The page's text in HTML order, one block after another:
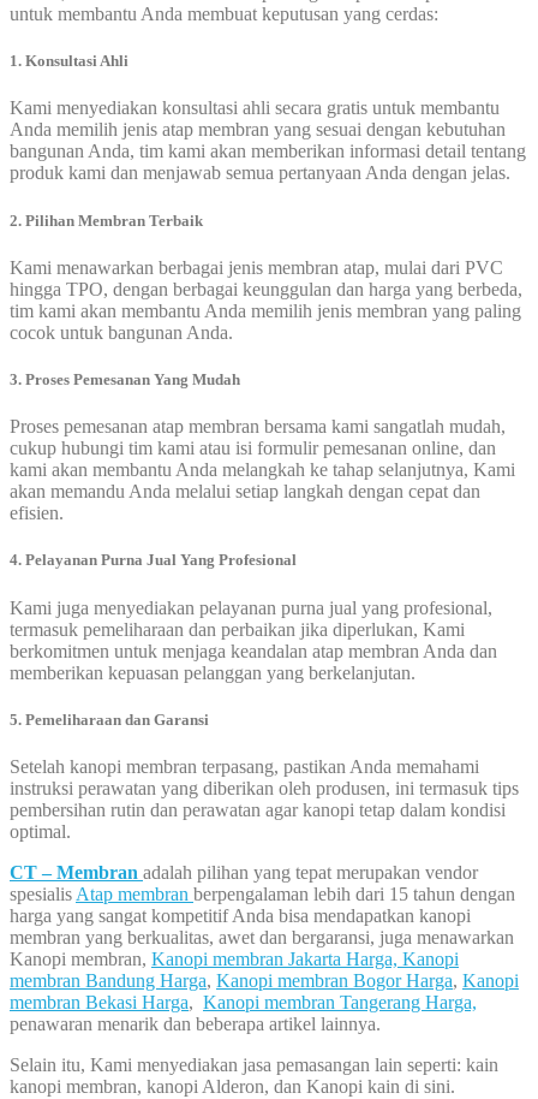
untuk membantu Anda membuat keputusan yang cerdas:
1. Konsultasi Ahli
Kami menyediakan konsultasi ahli secara gratis untuk membantu
Anda memilih jenis atap membran yang sesuai dengan kebutuhan
bangunan Anda, tim kami akan memberikan informasi detail tentang
produk kami dan menjawab semua pertanyaan Anda dengan jelas.
2. Pilihan Membran Terbaik
Kami menawarkan berbagai jenis membran atap, mulai dari PVC
hingga TPO, dengan berbagai keunggulan dan harga yang berbeda,
tim kami akan membantu Anda memilih jenis membran yang paling
cocok untuk bangunan Anda.
3. Proses Pemesanan Yang Mudah
Proses pemesanan atap membran bersama kami sangatlah mudah,
cukup hubungi tim kami atau isi formulir pemesanan online, dan
kami akan membantu Anda melangkah ke tahap selanjutnya, Kami
akan memandu Anda melalui setiap langkah dengan cepat dan
efisien.
4. Pelayanan Purna Jual Yang Profesional
Kami juga menyediakan pelayanan purna jual yang profesional,
termasuk pemeliharaan dan perbaikan jika diperlukan, Kami
berkomitmen untuk menjaga keandalan atap membran Anda dan
memberikan kepuasan pelanggan yang berkelanjutan.
5. Pemeliharaan dan Garansi
Setelah kanopi membran terpasang, pastikan Anda memahami
instruksi perawatan yang diberikan oleh produsen, ini termasuk tips
pembersihan rutin dan perawatan agar kanopi tetap dalam kondisi
optimal.
CT – Membran adalah pilihan yang tepat merupakan vendor
spesialis Atap membran berpengalaman lebih dari 15 tahun dengan
harga yang sangat kompetitif Anda bisa mendapatkan kanopi
membran yang berkualitas, awet dan bergaransi, juga menawarkan
Kanopi membran, Kanopi membran Jakarta Harga, Kanopi
membran Bandung Harga, Kanopi membran Bogor Harga, Kanopi
membran Bekasi Harga, Kanopi membran Tangerang Harga,
penawaran menarik dan beberapa artikel lainnya.
Selain itu, Kami menyediakan jasa pemasangan lain seperti: kain
kanopi membran, kanopi Alderon, dan Kanopi kain di sini.